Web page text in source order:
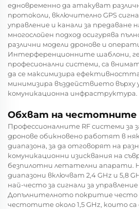
едновременно да атакуват
протоколи, включително GPS
управление и канали за предаване
многослойен подход осигурява
различни модели дронове и
Интерференционните шаблони,
професионални системи, са
да се максимизира
минимизира въздействието
комуникационна инфраструктура.
Обхват на честотните
Профессионалните RF системи за
дронове обикновено работят в
диапазона, за да отговорят на
комуникационни изисквания на
безпилотни летателни
диапазони включват 2,4 GHz и 5,8
най-често за сигнали за
Допълнителното покритие често
честотите около 1,5 GHz, които